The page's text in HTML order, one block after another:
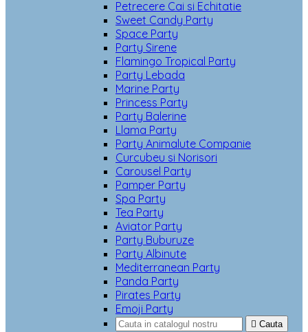
Petrecere Cai si Echitatie
Sweet Candy Party
Space Party
Party Sirene
Flamingo Tropical Party
Party Lebada
Marine Party
Princess Party
Party Balerine
Llama Party
Party Animalute Companie
Curcubeu si Norisori
Carousel Party
Pamper Party
Spa Party
Tea Party
Aviator Party
Party Buburuze
Party Albinute
Mediterranean Party
Panda Party
Pirates Party
Emoji Party
 Cauta